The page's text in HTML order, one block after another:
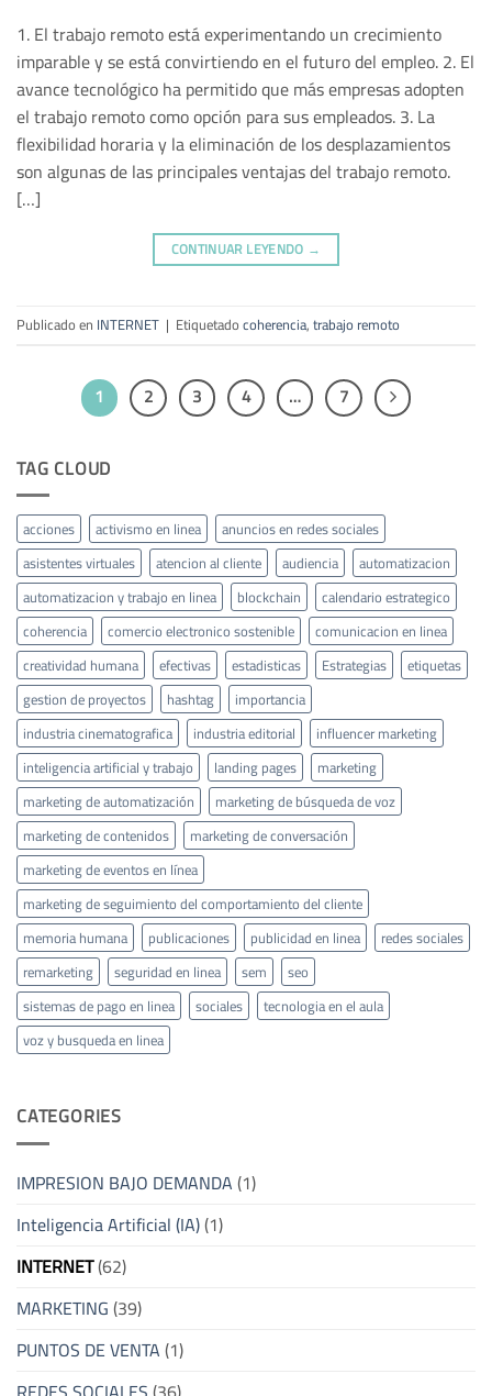
1. El trabajo remoto está experimentando un crecimiento
imparable y se está convirtiendo en el futuro del empleo. 2. El
avance tecnológico ha permitido que más empresas adopten
el trabajo remoto como opción para sus empleados. 3. La
flexibilidad horaria y la eliminación de los desplazamientos
son algunas de las principales ventajas del trabajo remoto.
[…]
CONTINUAR LEYENDO →
Publicado en INTERNET | Etiquetadocoherencia,trabajo remoto
1 2 3 4 … 7
TAG CLOUD
acciones activismo en linea
anuncios en redes sociales
asistentes virtuales
atencion al cliente audiencia
automatizacion
automatizacion y trabajo en linea
blockchain
calendario estrategico
coherencia
comercio electronico sostenible
comunicacion en linea
creatividad humana
efectivas estadisticas Estrategias
etiquetas
gestion de proyectos
hashtag
importancia
industria cinematografica
industria editorial
influencer marketing
inteligencia artificial y trabajo
landing pages
marketing
marketing de automatización
marketing de búsqueda de voz
marketing de contenidos
marketing de conversación
marketing de eventos en línea
marketing de seguimiento del comportamiento del cliente
memoria humana
publicaciones publicidad en linea
redes sociales
remarketing
seguridad en linea sem
seo
sistemas de pago en linea
sociales
tecnologia en el aula
voz y busqueda en linea
CATEGORIES
IMPRESION BAJO DEMANDA(1)
Inteligencia Artificial (IA)(1)
INTERNET(62)
MARKETING(39)
PUNTOS DE VENTA(1)